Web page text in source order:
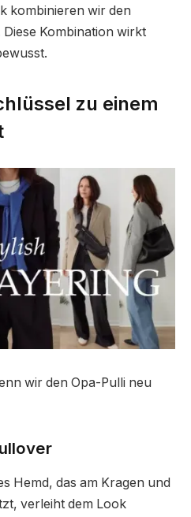
kombinieren wir den
Kombination wirkt
zu einem
wir den Opa-Pulli neu
Hemd, das am Kragen und
verleiht dem Look